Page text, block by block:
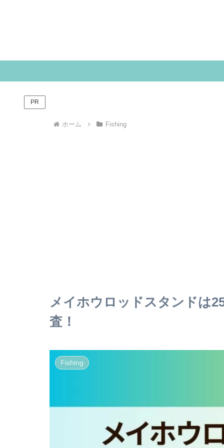
PR
ホーム Fishing
メイホウロッドスタンドは
査！
Fishing